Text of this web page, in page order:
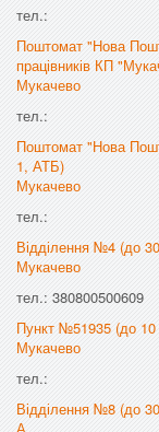
тел.:
Поштомат "Нова
працівників КП
Мукачево
тел.:
Поштомат "Нова
1, АТБ)
Мукачево
тел.:
Відділення №4 (до
Мукачево
тел.: 380800500609
Пункт №51935 (до
Мукачево
тел.:
Відділення №8 (до